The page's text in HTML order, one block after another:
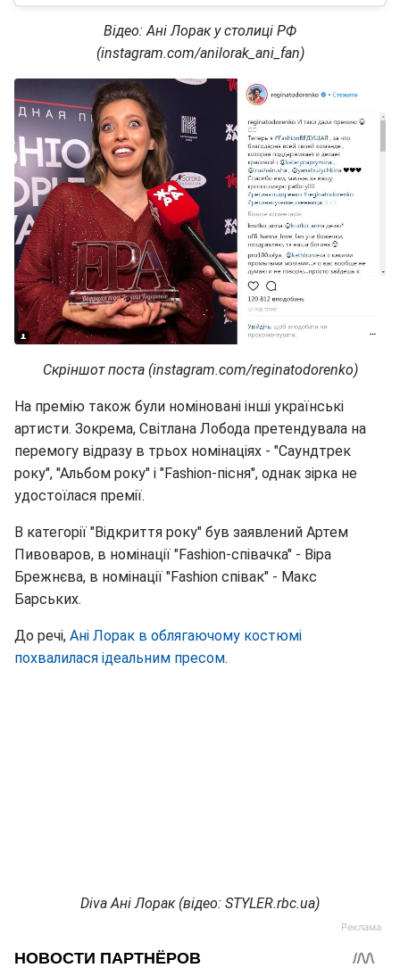
Відео: Ані Лорак у столиці РФ
(instagram.com/anilorak_ani_fan)
Скріншот поста (instagram.com/reginatodorenko)
На премію також були номіновані інші українські
артисти. Зокрема, Світлана Лобода претендувала на
перемогу відразу в трьох номінаціях - "Саундтрек
року", "Альбом року" і "Fashion-пісня", однак зірка не
удостоїлася премії.
В категорії "Відкриття року" був заявлений Артем
Пивоваров, в номінації "Fashion-співачка" - Віра
Брежнєва, в номінації "Fashion співак" - Макс
Барських.
До речі, Ані Лорак в облягаючому костюмі
похвалилася ідеальним пресом.
Diva Ані Лорак (відео: STYLER.rbc.ua)